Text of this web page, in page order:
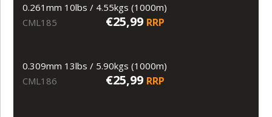
0.261mm 10lbs / 4.55kgs (1000m)
CML185
€25,99 RRP
0.309mm 13lbs / 5.90kgs (1000m)
CML186
€25,99 RRP